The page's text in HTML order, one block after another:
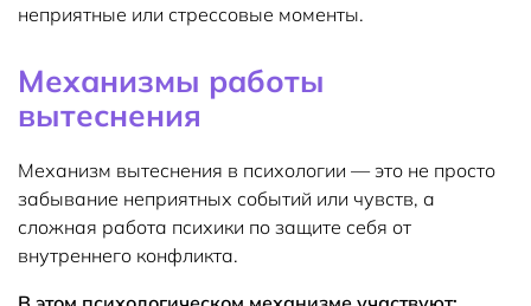
неприятные или стрессовые моменты.
Механизмы работы
вытеснения
Механизм вытеснения в психологии — это не просто
забывание неприятных событий или чувств, а
сложная работа психики по защите себя от
внутреннего конфликта.